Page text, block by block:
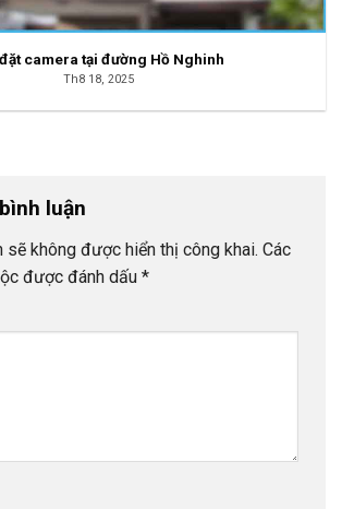
camera tại đường Hồ Nghinh
Th8 18, 2025
luận
sẽ không được hiển thị công khai. Các
được đánh dấu *